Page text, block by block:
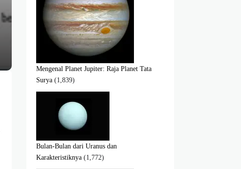
Mengenal Planet Jupiter: Raja Planet Tata
Surya (1,839)
Bulan-Bulan dari Uranus dan
Karakteristiknya (1,772)